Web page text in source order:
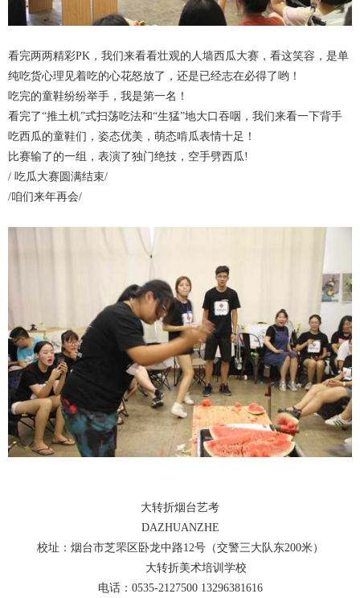
看完两两精彩PK，我们来看看壮观的人墙西瓜大赛，看这笑容，是单
纯吃货心理见着吃的心花怒放了，还是已经志在必得了哟！
吃完的童鞋纷纷举手，我是第一名！
看完了“推土机”式扫荡吃法和“生猛”地大口吞咽，我们来看一下背手
吃西瓜的童鞋们，姿态优美，萌态啃瓜表情十足！
比赛输了的一组，表演了独门绝技，空手劈西瓜!
/ 吃瓜大赛圆满结束/
/咱们来年再会/
大转折烟台艺考
DAZHUANZHE
校址：烟台市芝罘区卧龙中路12号（交警三大队东200米）
大转折美术培训学校
电话：0535-2127500 13296381616